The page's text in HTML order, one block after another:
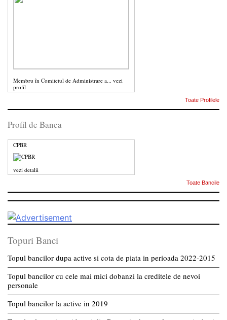
Membru în Comitetul de Administrare a... vezi
profil
Toate Profilele
Profil de Banca
CPBR
vezi detalii
Toate Bancile
Topuri Banci
Topul bancilor dupa active si cota de piata in perioada 2022-2015
Topul bancilor cu cele mai mici dobanzi la creditele de nevoi
personale
Topul bancilor la active in 2019